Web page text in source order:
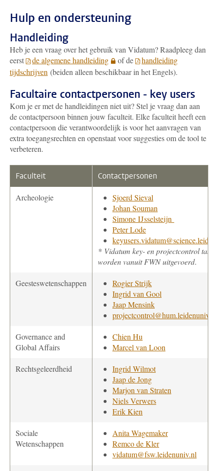
Hulp en ondersteuning
Handleiding
Heb je een vraag over het gebruik van Vidatum? Raadpleeg dan
eerst
de algemene handleiding of de
handleiding
tijdschrijven (beiden alleen beschikbaar in het Engels).
Facultaire contactpersonen - key users
Kom je er met de handleidingen niet uit? Stel je vraag dan aan
de contactpersoon binnen jouw faculteit. Elke faculteit heeft een
contactpersoon die verantwoordelijk is voor het aanvragen van
extra toegangsrechten en openstaat voor suggesties om de tool te
verbeteren.
Faculteit Contactpersonen
Archeologie
Sjoerd Sieval
Johan Souman
Simone IJsselsteijn
Peter Lode
* Vidatum key- en projectcontrol taken
worden vanuit FWN uitgevoerd.
Geesteswetenschappen
Rogier Strijk
Ingrid van Gool
Jaap Mensink
projectcontrol@hum.leidenuniv.nl
Governance and
Global Affairs
Chien Hu
Marcel van Loon
Rechtsgeleerdheid
Ingrid Wilmot
Jaap de Jong
Marjon van Straten
Niels Verwers
Erik Kien
Sociale
Wetenschappen
Anita Wagemaker
Remco de Kler
vidatum@fsw.leidenuniv.nl